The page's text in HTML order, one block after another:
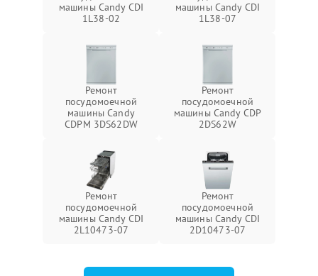
машины Candy CDI
1L38-02
машины Candy CDI
1L38-07
Ремонт
посудомоечной
машины Candy
CDPM 3DS62DW
Ремонт
посудомоечной
машины Candy CDP
2DS62W
Ремонт
посудомоечной
машины Candy CDI
2L10473-07
Ремонт
посудомоечной
машины Candy CDI
2D10473-07